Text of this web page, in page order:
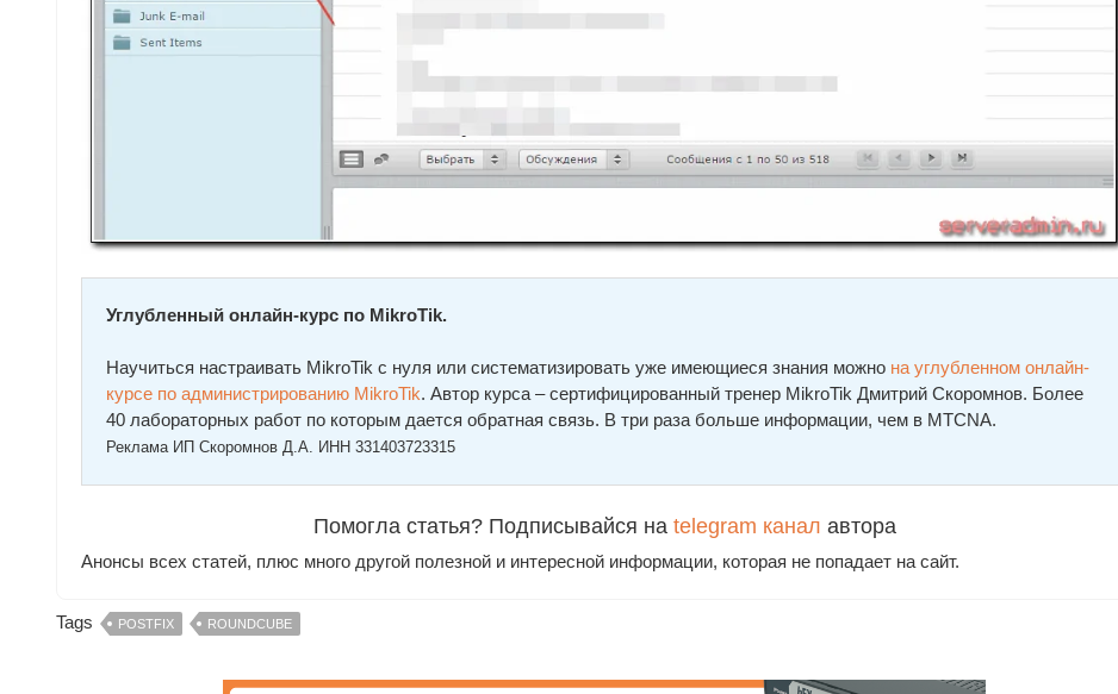
Углубленный онлайн-курс по MikroTik.
Научиться настраивать MikroTik с нуля или систематизировать уже имеющиеся знания можно на углубленном онлайн-
курcе по администрированию MikroTik. Автор курcа – сертифицированный тренер MikroTik Дмитрий Скоромнов. Более
40 лабораторных работ по которым дается обратная связь. В три раза больше информации, чем в MTCNA.
Реклама ИП Скоромнов Д.А. ИНН 331403723315
Помогла статья? Подписывайся на telegram канал автора
Анонсы всех статей, плюс много другой полезной и интересной информации, которая не попадает на сайт.
Tags POSTFIX ROUNDCUBE